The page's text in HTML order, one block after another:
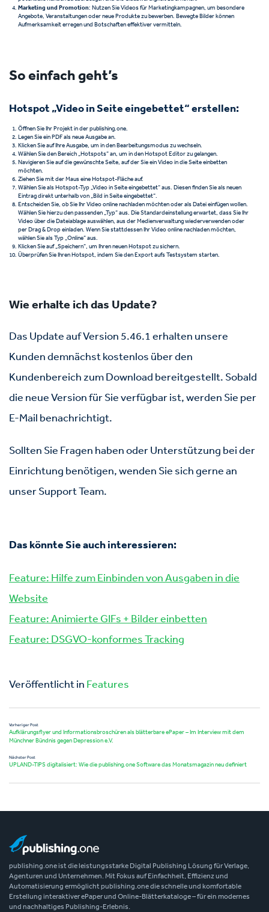
Marketing und Promotion: Nutzen Sie Videos für Marketingkampagnen, um besondere
Angebote, Veranstaltungen oder neue Produkte zu bewerben. Bewegte Bilder können
Aufmerksamkeit erregen und Botschaften effektiver vermitteln.
So einfach geht’s
Hotspot „Video in Seite eingebettet“ erstellen:
Öffnen Sie Ihr Projekt in der publishing.one.
Legen Sie ein PDF als neue Ausgabe an.
Klicken Sie auf Ihre Ausgabe, um in den Bearbeitungsmodus zu wechseln.
Wählen Sie den Bereich „Hotspots“ an, um in den Hotspot Editor zu gelangen.
Navigieren Sie auf die gewünschte Seite, auf der Sie ein Video in die Seite einbetten
möchten.
Ziehen Sie mit der Maus eine Hotspot-Fläche auf.
Wählen Sie als Hotspot-Typ „Video in Seite eingebettet“ aus. Diesen finden Sie als neuen
Eintrag direkt unterhalb von „Bild in Seite eingebettet“.
Entscheiden Sie, ob Sie Ihr Video online nachladen möchten oder als Datei einfügen wollen.
Wählen Sie hierzu den passenden „Typ“ aus. Die Standardeinstellung erwartet, dass Sie Ihr
Video über die Dateiablage auswählen, aus der Medienverwaltung wiederverwenden oder
per Drag & Drop einladen. Wenn Sie stattdessen Ihr Video online nachladen möchten,
wählen Sie als Typ „Online“ aus.
Klicken Sie auf „Speichern“, um Ihren neuen Hotspot zu sichern.
Überprüfen Sie Ihren Hotspot, indem Sie den Export aufs Testsystem starten.
Wie erhalte ich das Update?
Das Update auf Version 5.46.1 erhalten unsere
Kunden demnächst kostenlos über den
Kundenbereich zum Download bereitgestellt. Sobald
die neue Version für Sie verfügbar ist, werden Sie per
E-Mail benachrichtigt.
Sollten Sie Fragen haben oder Unterstützung bei der
Einrichtung benötigen, wenden Sie sich gerne an
unser Support Team.
Das könnte Sie auch interessieren:
Feature: Hilfe zum Einbinden von Ausgaben in die
Website
Feature: Animierte GIFs + Bilder einbetten
Feature: DSGVO-konformes Tracking
Veröffentlicht in Features
Vorheriger Post
Aufklärungsflyer und Informationsbroschüren als blätterbare ePaper – Im Interview mit dem
Münchner Bündnis gegen Depression e.V.
Nächster Post
UPLAND-TIPS digitalisiert: Wie die publishing.one Software das Monatsmagazin neu definiert
publishing.one ist die leistungsstarke Digital Publishing Lösung für Verlage,
Agenturen und Unternehmen. Mit Fokus auf Einfachheit, Effizienz und
Automatisierung ermöglicht publishing.one die schnelle und komfortable
Erstellung interaktiver ePaper und Online-Blätterkataloge – für ein modernes
und nachhaltiges Publishing-Erlebnis.